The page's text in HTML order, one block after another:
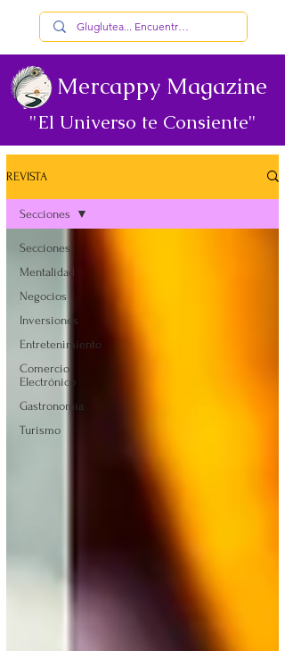
Mercappy Magazine
"El Universo te Consiente"
REVISTA
Secciones
Mentalidad
Negocios
Inversiones
Entretenimiento
Comercio
Electrónico
Gastronomía
Turismo
Secciones